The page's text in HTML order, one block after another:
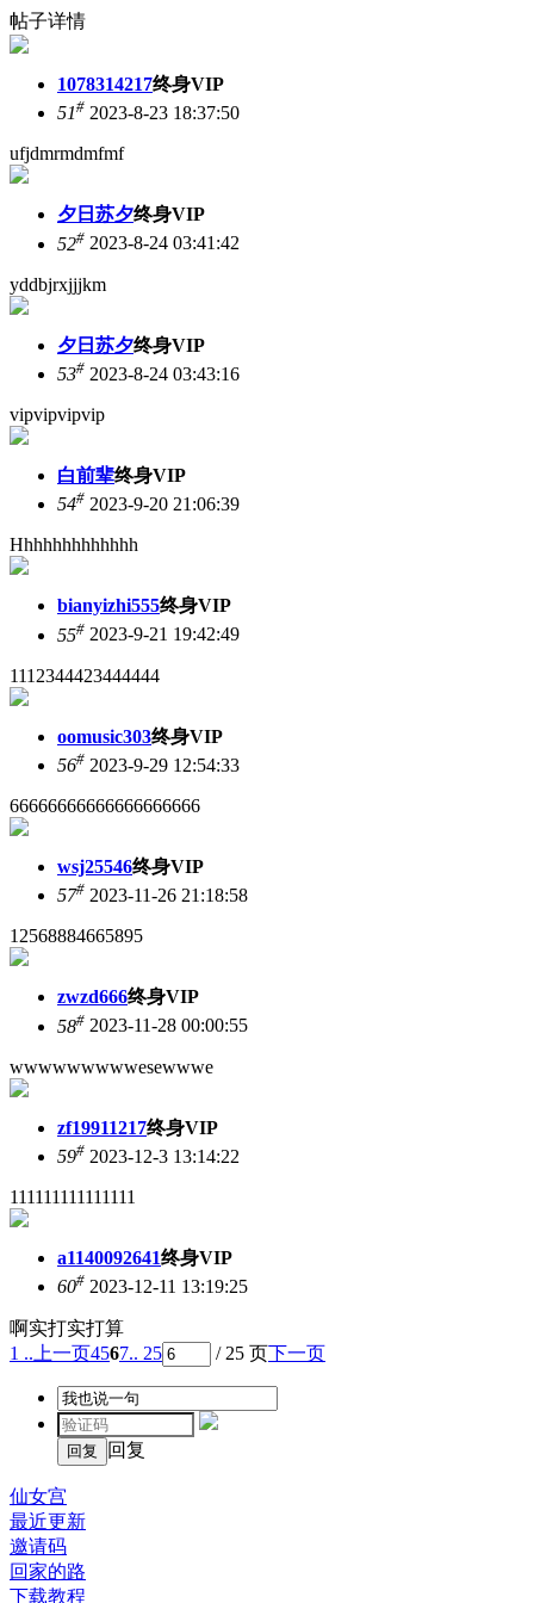
帖子详情
1078314217终身VIP
51# 2023-8-23 18:37:50
ufjdmrmdmfmf
夕日苏夕终身VIP
52# 2023-8-24 03:41:42
yddbjrxjjjkm
夕日苏夕终身VIP
53# 2023-8-24 03:43:16
vipvipvipvip
白前辈终身VIP
54# 2023-9-20 21:06:39
Hhhhhhhhhhhhh
bianyizhi555终身VIP
55# 2023-9-21 19:42:49
1112344423444444
oomusic303终身VIP
56# 2023-9-29 12:54:33
66666666666666666666
wsj25546终身VIP
57# 2023-11-26 21:18:58
12568884665895
zwzd666终身VIP
58# 2023-11-28 00:00:55
wwwwwwwwwesewwwe
zf19911217终身VIP
59# 2023-12-3 13:14:22
111111111111111
a1140092641终身VIP
60# 2023-12-11 13:19:25
啊实打实打算
1 .. 上一页4567.. 25 / 25 页下一页
回复
仙女宫
最近更新
邀请码
回家的路
下载教程